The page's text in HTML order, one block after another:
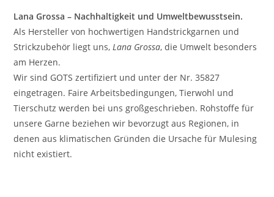
Lana Grossa – Nachhaltigkeit und Umweltbewusstsein.
Als Hersteller von hochwertigen Handstrickgarnen und
Strickzubehör liegt uns,Lana Grossa, die Umwelt besonders
am Herzen.
Wir sind GOTS zertifiziert und unter der Nr. 35827
eingetragen. Faire Arbeitsbedingungen, Tierwohl und
Tierschutz werden bei uns großgeschrieben. Rohstoffe für
unsere Garne beziehen wir bevorzugt aus Regionen, in
denen aus klimatischen Gründen die Ursache für Mulesing
nicht existiert.